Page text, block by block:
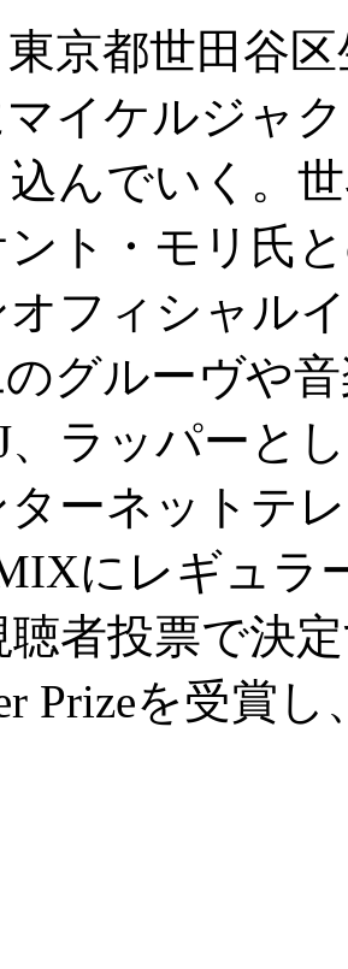
東京都世田谷
イケルジャ
んでいく。
ント・モリ氏
オフィシャル
グルーヴや
、ラッパーと
ターネットテ
にレギュラ
聴者投票で決
Prizeを受賞